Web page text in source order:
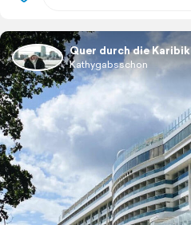
Quer durch die Karibik
Kathygabsschon